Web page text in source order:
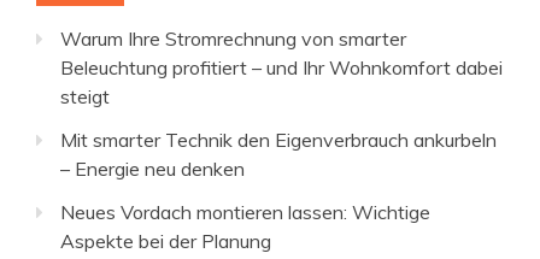
Warum Ihre Stromrechnung von smarter
Beleuchtung profitiert – und Ihr Wohnkomfort dabei
steigt
Mit smarter Technik den Eigenverbrauch ankurbeln
– Energie neu denken
Neues Vordach montieren lassen: Wichtige
Aspekte bei der Planung